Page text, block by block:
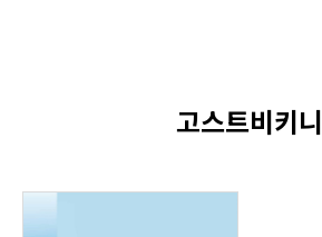
고스트비키니